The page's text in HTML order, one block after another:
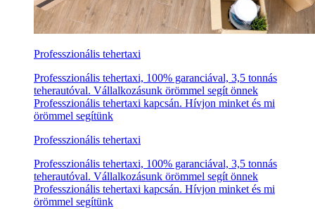
Professzionális tehertaxi
Professzionális tehertaxi, 100% garanciával, 3,5 tonnás
teherautóval. Vállalkozásunk örömmel segít önnek
Professzionális tehertaxi kapcsán. Hívjon minket és mi
örömmel segítünk
Professzionális tehertaxi
Professzionális tehertaxi, 100% garanciával, 3,5 tonnás
teherautóval. Vállalkozásunk örömmel segít önnek
Professzionális tehertaxi kapcsán. Hívjon minket és mi
örömmel segítünk